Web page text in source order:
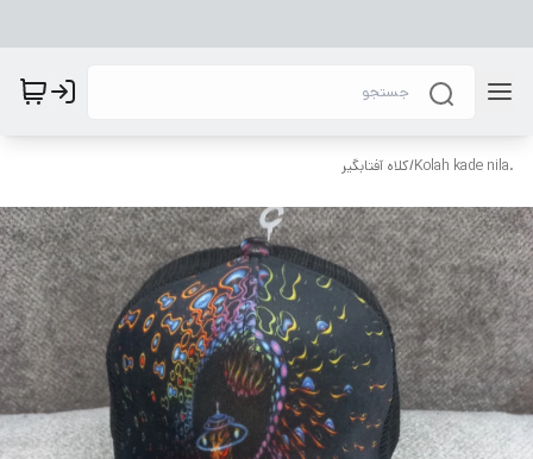
.Kolah kade nila
/کلاه آفتابگیر